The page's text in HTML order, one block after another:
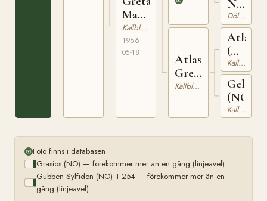
Marmon
(NO)
Kallblodig Travare
1956-
05-18
Atlas
Greta
(NO)
Kallblodig Travare
N
15043
Dölehäst
Atlas
(NO)
T-
164
Kallblodig Travare
(NO)
Kallblodig Travare
Foto finns i databasen
Grasiös (NO) — förekommer mer än en gång (linjeavel)
Gubben Sylfiden (NO) T-254 — förekommer mer än en
gång (linjeavel)